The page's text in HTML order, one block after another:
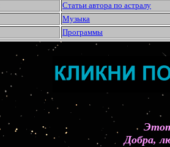
Статьи автора по астралу
Музыка
Программы
Добра,